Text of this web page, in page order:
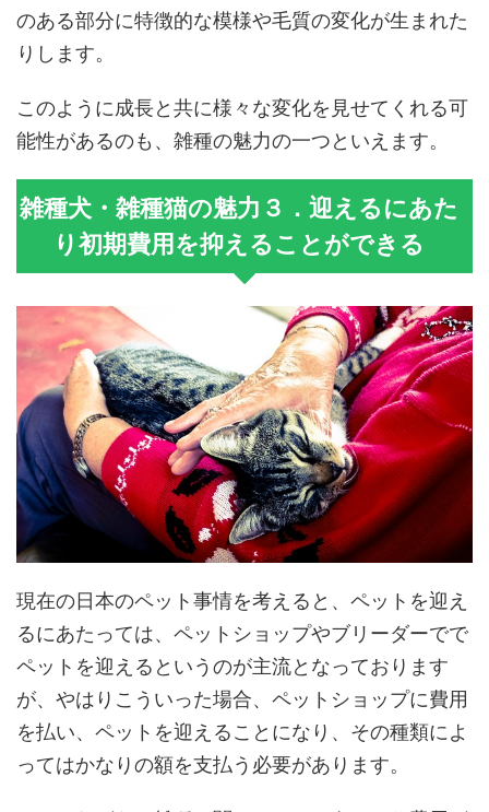
のある部分に特徴的な模様や毛質の変化が生まれた
りします。
このように成長と共に様々な変化を見せてくれる可
能性があるのも、雑種の魅力の一つといえます。
雑種犬・雑種猫の魅力３．迎えるにあた
り初期費用を抑えることができる
現在の日本のペット事情を考えると、ペットを迎え
るにあたっては、ペットショップやブリーダーでで
ペットを迎えるというのが主流となっております
が、やはりこういった場合、ペットショップに費用
を払い、ペットを迎えることになり、その種類によ
ってはかなりの額を支払う必要があります。